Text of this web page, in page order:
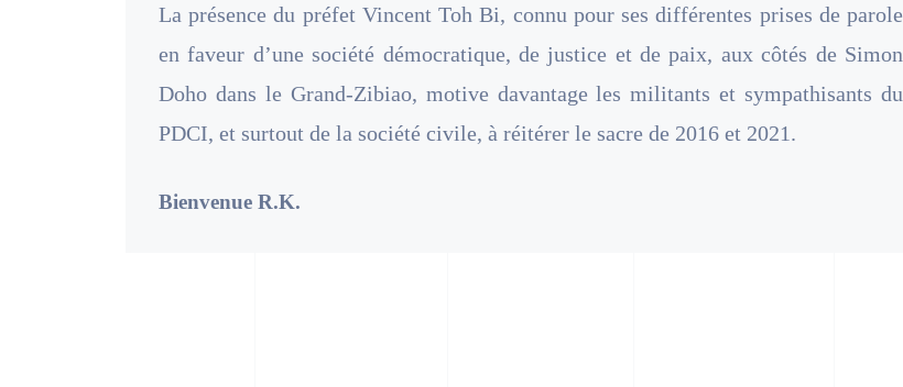
La présence du préfet Vincent Toh Bi, connu pour ses différentes prises de parole
en faveur d’une société démocratique, de justice et de paix, aux côtés de Simon
Doho dans le Grand-Zibiao, motive davantage les militants et sympathisants du
PDCI, et surtout de la société civile, à réitérer le sacre de 2016 et 2021.
Bienvenue R.K.